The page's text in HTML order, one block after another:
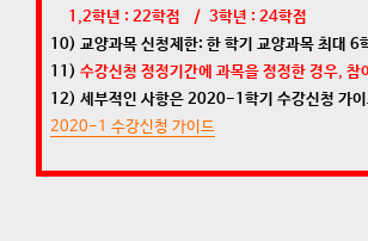
1,2학년 : 22학점 / 3학년 : 24학점
10) 교양과목 신청제한: 한 학기 교양과목 최대 6
11) 수강신청 정정기간에 과목을 정정한 경우,
12) 세부적인 사항은 2020-1학기 수강신청 가이
2020-1 수강신청 가이드